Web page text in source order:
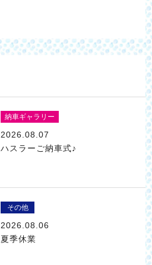
納車ギャラリー
2026.08.07
ハスラーご納車式♪
その他
2026.08.06
夏季休業